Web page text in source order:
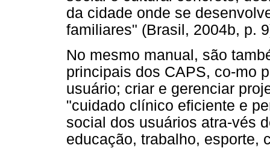
da cidade onde se
familiares" (Brasil, 2004b, p.
No mesmo manual, são
principais dos CAPS, co-mo
usuário; criar e gerenciar
"cuidado clínico eficiente e
social dos usuários atra-vés
educação, trabalho, esporte,